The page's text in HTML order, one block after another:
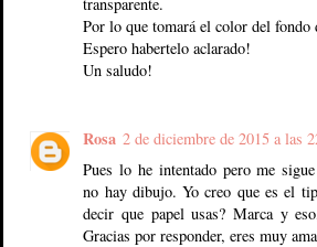
Por lo que tomará el color del fondo
Espero habertelo aclarado!
Un saludo!
Rosa 2 de diciembre de 2015 a las
Pues lo he intentado pero me
no hay dibujo. Yo creo que es el
decir que papel usas? Marca y
Gracias por responder, eres muy